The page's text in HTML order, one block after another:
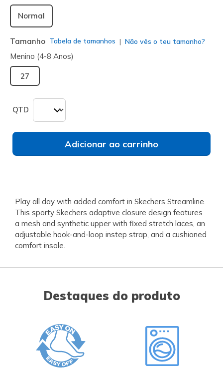
Normal
Tamanho Tabela de tamanhos Não vês o teu tamanho?
Menino (4-8 Anos)
27
QTD
Adicionar ao carrinho
Play all day with added comfort in Skechers Streamline.
This sporty Skechers adaptive closure design features
a mesh and synthetic upper with fixed stretch laces, an
adjustable hook-and-loop instep strap, and a cushioned
comfort insole.
Destaques do produto